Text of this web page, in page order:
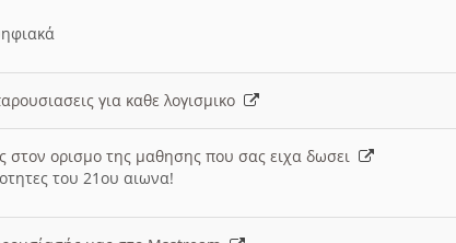
για καθε λογισμικο
στον ορισμο της μαθησης που σας ειχα δωσει
του 21ου αιωνα!